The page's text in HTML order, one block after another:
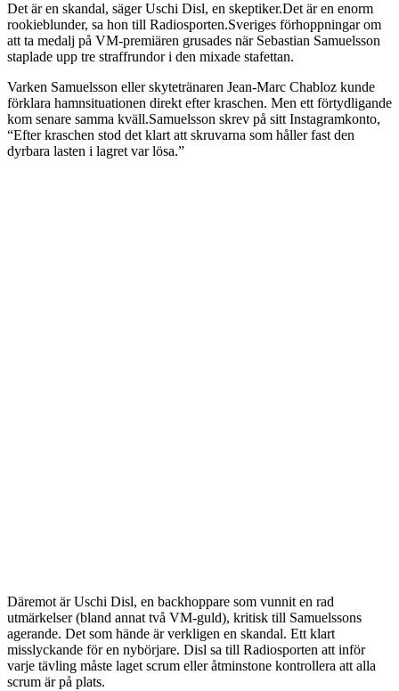
Det är en skandal, säger Uschi Disl, en skeptiker.Det är en enorm
rookieblunder, sa hon till Radiosporten.Sveriges förhoppningar om
att ta medalj på VM-premiären grusades när Sebastian Samuelsson
staplade upp tre straffrundor i den mixade stafettan.
Varken Samuelsson eller skytetränaren Jean-Marc Chabloz kunde
förklara hamnsituationen direkt efter kraschen. Men ett förtydligande
kom senare samma kväll.Samuelsson skrev på sitt Instagramkonto,
“Efter kraschen stod det klart att skruvarna som håller fast den
dyrbara lasten i lagret var lösa.”
Däremot är Uschi Disl, en backhoppare som vunnit en rad
utmärkelser (bland annat två VM-guld), kritisk till Samuelssons
agerande. Det som hände är verkligen en skandal. Ett klart
misslyckande för en nybörjare. Disl sa till Radiosporten att inför
varje tävling måste laget scrum eller åtminstone kontrollera att alla
scrum är på plats.